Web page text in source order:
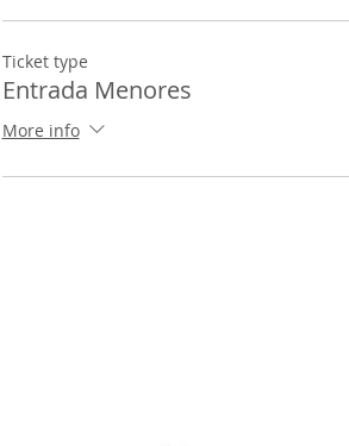
Ticket type
Entrada Menores
More info